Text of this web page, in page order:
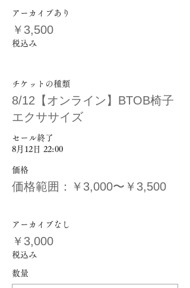
アーカイブあり
￥3,500
税込み
チケットの種類
8/12【オンライン】BTOB椅子
エクササイズ
セール終了
8月12日 22:00
価格
価格範囲：￥3,000〜￥3,500
アーカイブなし
￥3,000
税込み
数量